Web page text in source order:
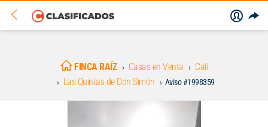
FINCA RAÍZ Casas en Venta
Cali
Las Quintas de Don Simón
Aviso #1998359